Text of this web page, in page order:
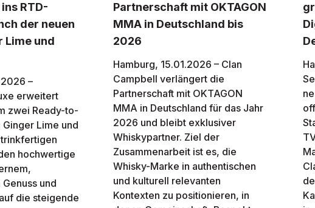
RTD-
der neuen
Lime und
–
erweitert
zwei Ready-to-
Lime und
hochwertige
und
die steigende
Partnerschaft mit OKTAGON
MMA in Deutschland bis
2026
Hamburg, 15.01.2026 – Clan
Campbell verlängert die
Partnerschaft mit OKTAGON
MMA in Deutschland für das Jahr
2026 und bleibt exklusiver
Whiskypartner. Ziel der
Zusammenarbeit ist es, die
Whisky-Marke in authentischen
und kulturell relevanten
Kontexten zu positionieren, in